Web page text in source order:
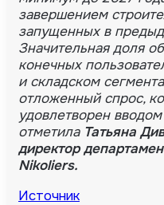
завершением
запущенных в
Значительная доля
конечных
и складском
отложенный спрос,
удовлетворен
отметила Татьяна
директор
Nikoliers.
Источник